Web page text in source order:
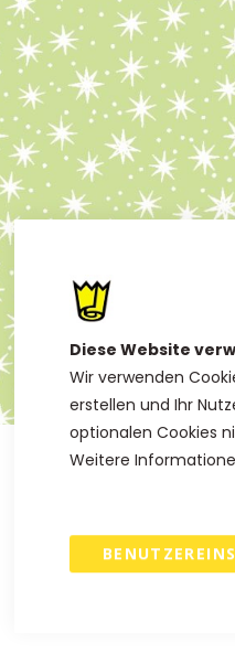
Diese Website
Wir verwenden
erstellen und Ihr
optionalen Cookies
Weitere